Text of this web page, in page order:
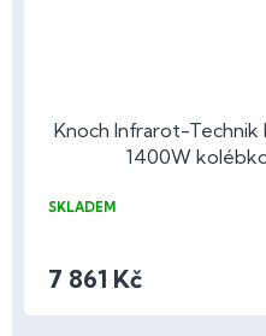
Knoch Infrarot-
1400W
SKLADEM
7 861 Kč